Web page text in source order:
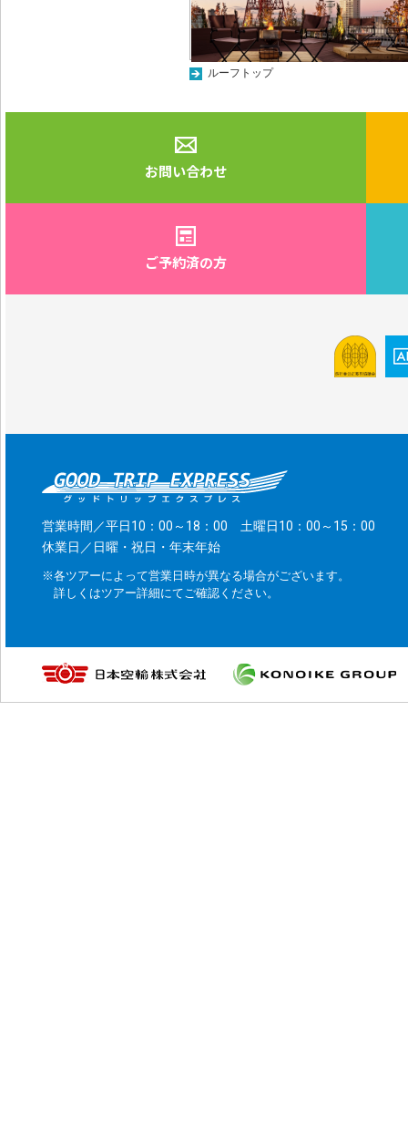
ルーフトップ
お問い合わせ
ご予約済の方
営業時間／平日10：00～18：00 土曜日10：00～15：00
休業日／日曜・祝日・年末年始
※各ツアーによって営業日時が異なる場合がございます。
詳しくはツアー詳細にてご確認ください。